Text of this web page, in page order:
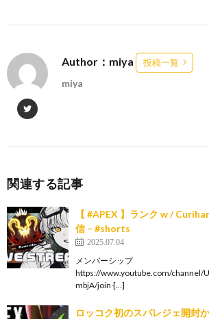
Author：miya 投稿一覧
miya
関連する記事
【 #APEX 】ランク w /
信 – #shorts
2025.07.04
メンバーシップ
https://www.youtube.com/channel/
mbjA/join ̵[…]
ロッコク初のスパレジェ開封